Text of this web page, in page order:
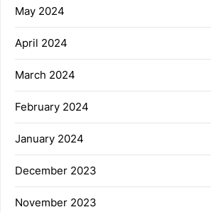
May 2024
April 2024
March 2024
February 2024
January 2024
December 2023
November 2023